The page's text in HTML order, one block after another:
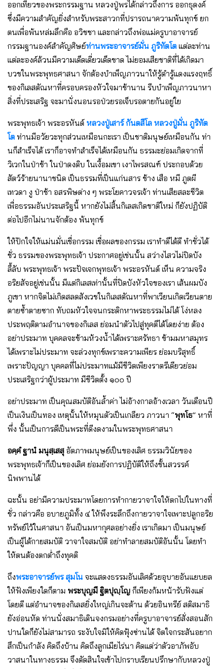
ออกเที่ยวของพระกรรมฐาน หลวงปู่พรได้กล่าวถึงการ ออกธุดงค์
ซึ่งมีความสําคัญยิ่งสําหรับพระสาวกที่ปรารถนาความพ้นทุกข์ ยก
ตนเพื่อพ้นหล่มลึกคือ อวิชชา และกล่าวถึงพ่อแม่ครูบาอาจารย์
กรรมฐานองค์สําคัญศิษย์ท่านพระอาจารย์มั่น ภูริทัตโต แต่ละท่าน
แต่ละองค์ล้วนมีความเด็ดเดี่ยวเด็ดขาด ไม่ยอมเสียชาติที่ได้เกิดมา
บวชในพระพุทธศาสนา จักต้องบําเพ็ญภาวนาให้รู้ดํารู้แดงแรงฤทธิ์
ของกิเลสตัณหาที่ครอบครองหัวใจมาช้านาน รีบบําเพ็ญภาวนาหา
สิ่งที่ประเสริฐ จะมานั่งนอนรอป่วยรอเจ็บรอตายกันอยู่ใย
พระพุทธเจ้า พระอรหันต์หลวงปู่เสาร์ กันตสีโล หลวงปู่มั่น ภูริทัต
โต ท่านมีอวัยวะทุกส่วนเหมือนกะเรา เป็นชาติมนุษย์เหมือนกัน ท่า
นก็สําเร็จได้ เราก็อาจทําสําเร็จได้เหมือนกัน ธรรมะย่อมเกิดจากที่
วิเวกในป่าช้า ในป่าดงดิบ ในเงื้อมเขา เงาไพรสณฑ์ ประกอบด้วย
สัตว์ร้ายนานาชนิด เป็นธรรมที่เป็นแก่นสาร ช้าง เสือ หมี ภูตผี
เทวดา งู ป่าช้า อสรพิษต่าง ๆ พระโยคาวจรเจ้า ท่านเสียสละชีวิต
เพื่อธรรมอันประเสริฐนี้ หากยังไม่สิ้นกิเลสเกิดชาติใหม่ ก็ยังปฏิบัติ
ต่อไปอีกไม่นานจักต้อง พ้นทุกข์
ให้ปักใจให้แม่นมั่นเชื่อกรรม เชื่อผลของกรรม เราทําดีได้ดี ทําชั่วได้
ชั่ว ธรรมของพระพุทธเจ้า ประกาศอยู่เช่นนั้น สว่างไสวไม่ปิดบัง
ลี้ลับ พระพุทธเจ้า พระปัจเจกพุทธเจ้า พระอรหันต์ เห็น ความจริง
อริยสัจอยู่เช่นนั้น มีแต่กิเลสเท่านั้นที่ปิดบังหัวใจของเรา เส้นผมบัง
ภูเขา หากจิตไม่เกิดสลดสังเวชในกิเลสตัณหาที่พาเวียนเกิดเวียนตาย
ตายซ้ำตายซาก ทับถมหัวใจจนกระดิกหาพระธรรมไม่ได้ โง่หลง
ประพฤติตามอํานาจของกิเลส ย่อมนําตัวไปสู่ทุคติได้โดยง่าย ต้อง
อย่าประมาท บุคคลจะข้ามห้วงน้ำได้เพราะศรัทธา ข้ามมหาสมุทร
ได้เพราะไม่ประมาท จะล่วงทุกข์เพราะความเพียร ย่อมบริสุทธิ์
เพราะปัญญา บุคคลที่ไม่ประมาทแม้มีชีวิตเพียงราตรีเดียวย่อม
ประเสริฐกว่าผู้ประมาท มีชีวิตตั้ง ๑๐๐ ปี
อย่าประมาท เป็นคุณสมบัติอันล้ำค่า ไม่อ้างกาลอ้างเวลา วันเดือนปี
เป็นเงินเป็นทอง เหตุนั้นให้หมุนตัวเป็นเกลียว ภาวนา “พุทโธ” หาที่
พึ่ง นั้นเป็นการดีเป็นพระที่ดีงดงามในพระพุทธศาสนา
อคฺคํ ฐานํ มนุสฺเสสุ อัตภาพมนุษย์เป็นของเลิศ ธรรมวินัยของ
พระพุทธเจ้าก็เป็นของเลิศ ย่อมยังการปฏิบัติให้ถึงชั้นสวรรค์
นิพพานได้
ฉะนั้น อย่ามีความประมาทโดยการทํากายวาจาใจให้ตกไปในทางที่
ชั่ว กล่าวคือ อบายภูมิทั้ง ๔ ให้พึงระลึกถึงกายวาจาใจเพาะปลูกอริย
ทรัพย์ไว้ในศาสนา อันเป็นมหากุศลอย่างยิ่ง เราเกิดมา เป็นมนุษย์
เป็นผู้ได้กายสมบัติ วาจาใจสมบัติ อย่าทําลายสมบัติอันนั้น โดยทํา
ให้ตนต้องตกต่ำถึงทุคติ
ถึงพระอาจารย์พร สุมโน จะแสดงธรรมอันเลิศด้วยอุบายอันแยบยล
ให้ฟังเพียงใดก็ตาม พระบุญมี ฐิตปุญฺโญ ก็เพียงก้มหน้ารับฟังแต่
โดยดี แต่อํานาจของกิเลสยิ่งใหญ่เกินจะต้าน ด้วยอินทรีย์ สติสมาธิ
ยังอ่อนหัด ท่านนั่งสมาธิเดินจงกรมอย่างที่ครูบาอาจารย์สั่งสอนสัก
ปานใดก็ยังไม่สามารถ ระงับใจมิให้คิดฟุ้งซ่านได้ จิตใจกระสันอยาก
สึกเป็นกําลัง คิดถึงบ้าน คิดถึงลูกเมียไร่นา คิดแต่ว่าตัวอาภัพอับ
วาสนาในทางธรรม จึงตัดสินใจเข้าไปกราบเรียนปรึกษากับหลวงปู่